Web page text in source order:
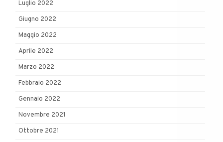
Luglio 2022
Giugno 2022
Maggio 2022
Aprile 2022
Marzo 2022
Febbraio 2022
Gennaio 2022
Novembre 2021
Ottobre 2021